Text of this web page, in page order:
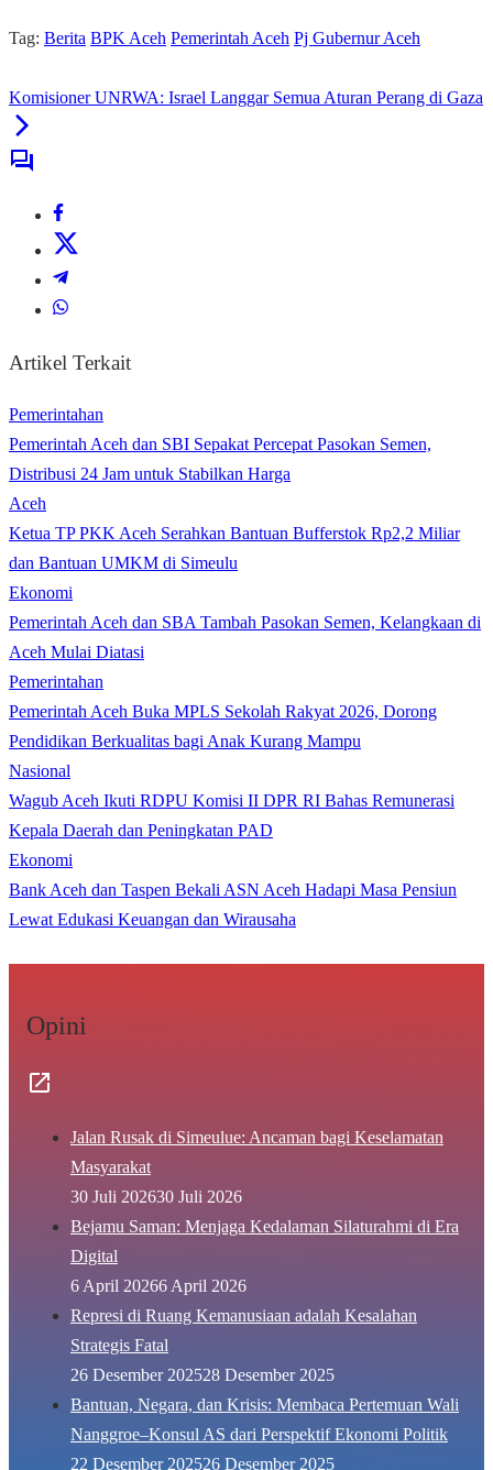
Tag: Berita BPK Aceh Pemerintah Aceh Pj Gubernur Aceh
Komisioner UNRWA: Israel Langgar Semua Aturan Perang di Gaza
Artikel Terkait
Pemerintahan
Pemerintah Aceh dan SBI Sepakat Percepat Pasokan Semen,
Distribusi 24 Jam untuk Stabilkan Harga
Aceh
Ketua TP PKK Aceh Serahkan Bantuan Bufferstok Rp2,2 Miliar
dan Bantuan UMKM di Simeulu
Ekonomi
Pemerintah Aceh dan SBA Tambah Pasokan Semen, Kelangkaan di
Aceh Mulai Diatasi
Pemerintahan
Pemerintah Aceh Buka MPLS Sekolah Rakyat 2026, Dorong
Pendidikan Berkualitas bagi Anak Kurang Mampu
Nasional
Wagub Aceh Ikuti RDPU Komisi II DPR RI Bahas Remunerasi
Kepala Daerah dan Peningkatan PAD
Ekonomi
Bank Aceh dan Taspen Bekali ASN Aceh Hadapi Masa Pensiun
Lewat Edukasi Keuangan dan Wirausaha
Opini
Jalan Rusak di Simeulue: Ancaman bagi Keselamatan
Masyarakat
30 Juli 202630 Juli 2026
Bejamu Saman: Menjaga Kedalaman Silaturahmi di Era
Digital
6 April 20266 April 2026
Represi di Ruang Kemanusiaan adalah Kesalahan
Strategis Fatal
26 Desember 202528 Desember 2025
Bantuan, Negara, dan Krisis: Membaca Pertemuan Wali
Nanggroe–Konsul AS dari Perspektif Ekonomi Politik
22 Desember 202526 Desember 2025